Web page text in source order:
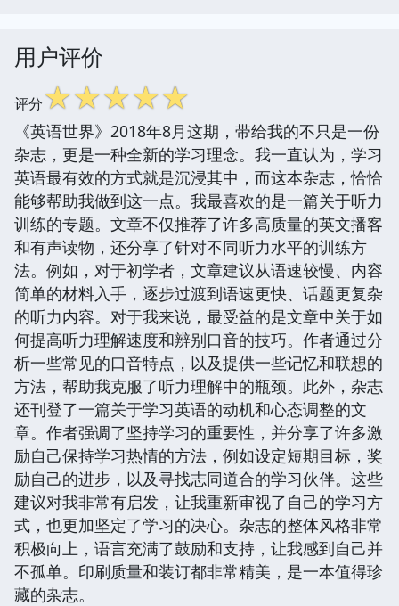
用户评价
评分☆☆☆☆☆
《英语世界》2018年8月这期，带给我的不只是一份
杂志，更是一种全新的学习理念。我一直认为，学习
英语最有效的方式就是沉浸其中，而这本杂志，恰恰
能够帮助我做到这一点。我最喜欢的是一篇关于听力
训练的专题。文章不仅推荐了许多高质量的英文播客
和有声读物，还分享了针对不同听力水平的训练方
法。例如，对于初学者，文章建议从语速较慢、内容
简单的材料入手，逐步过渡到语速更快、话题更复杂
的听力内容。对于我来说，最受益的是文章中关于如
何提高听力理解速度和辨别口音的技巧。作者通过分
析一些常见的口音特点，以及提供一些记忆和联想的
方法，帮助我克服了听力理解中的瓶颈。此外，杂志
还刊登了一篇关于学习英语的动机和心态调整的文
章。作者强调了坚持学习的重要性，并分享了许多激
励自己保持学习热情的方法，例如设定短期目标，奖
励自己的进步，以及寻找志同道合的学习伙伴。这些
建议对我非常有启发，让我重新审视了自己的学习方
式，也更加坚定了学习的决心。杂志的整体风格非常
积极向上，语言充满了鼓励和支持，让我感到自己并
不孤单。印刷质量和装订都非常精美，是一本值得珍
藏的杂志。